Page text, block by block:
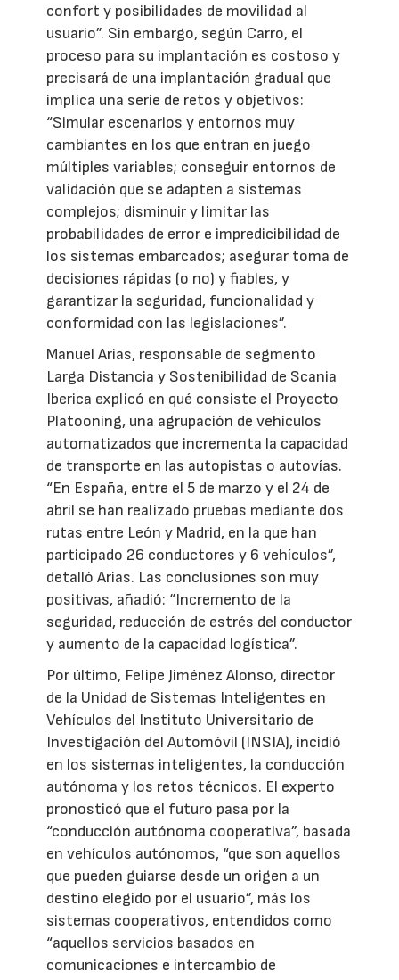
confort y posibilidades de movilidad al
usuario”. Sin embargo, según Carro, el
proceso para su implantación es costoso y
precisará de una implantación gradual que
implica una serie de retos y objetivos:
“Simular escenarios y entornos muy
cambiantes en los que entran en juego
múltiples variables; conseguir entornos de
validación que se adapten a sistemas
complejos; disminuir y limitar las
probabilidades de error e impredicibilidad de
los sistemas embarcados; asegurar toma de
decisiones rápidas (o no) y fiables, y
garantizar la seguridad, funcionalidad y
conformidad con las legislaciones”.
Manuel Arias, responsable de segmento
Larga Distancia y Sostenibilidad de Scania
Iberica explicó en qué consiste el Proyecto
Platooning, una agrupación de vehículos
automatizados que incrementa la capacidad
de transporte en las autopistas o autovías.
“En España, entre el 5 de marzo y el 24 de
abril se han realizado pruebas mediante dos
rutas entre León y Madrid, en la que han
participado 26 conductores y 6 vehículos”,
detalló Arias. Las conclusiones son muy
positivas, añadió: “Incremento de la
seguridad, reducción de estrés del conductor
y aumento de la capacidad logística”.
Por último, Felipe Jiménez Alonso, director
de la Unidad de Sistemas Inteligentes en
Vehículos del Instituto Universitario de
Investigación del Automóvil (INSIA), incidió
en los sistemas inteligentes, la conducción
autónoma y los retos técnicos. El experto
pronosticó que el futuro pasa por la
“conducción autónoma cooperativa”, basada
en vehículos autónomos, “que son aquellos
que pueden guiarse desde un origen a un
destino elegido por el usuario”, más los
sistemas cooperativos, entendidos como
“aquellos servicios basados en
comunicaciones e intercambio de